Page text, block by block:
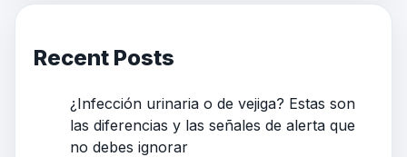
Recent Posts
¿Infección urinaria o de vejiga? Estas son
las diferencias y las señales de alerta que
no debes ignorar